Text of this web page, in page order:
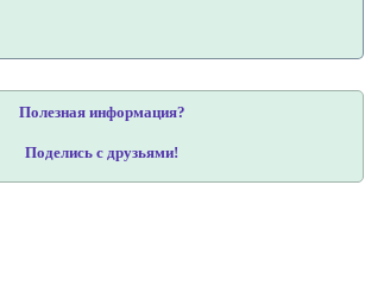
Полезная информация?
Поделись с друзьями!